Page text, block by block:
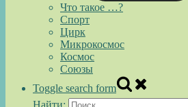
Что такое …?
Спорт
Цирк
Микрокосмос
Космос
Союзы
Toggle search form
Найти: